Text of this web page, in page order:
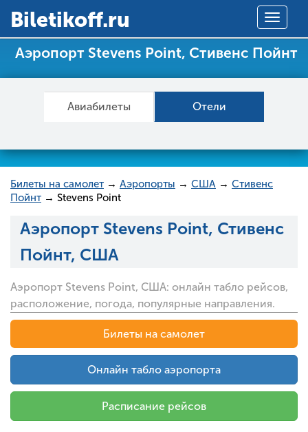
Toggle
Вiletikoff.ru
Аэропорт Stevens Point, Стивенс Пойнт
Авиабилеты Отели
Билеты на самолет → Аэропорты → США → Стивенс
Пойнт → Stevens Point
Аэропорт Stevens Point, Стивенс
Пойнт, США
Аэропорт Stevens Point, США: онлайн табло рейсов,
расположение, погода, популярные направления.
Билеты на самолет
Онлайн табло аэропорта
Расписание рейсов